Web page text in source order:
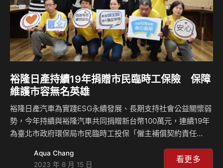
裕隆日產持續19年捐贈市民臨時工保險 保障
維護市容無名英雄
裕隆日產汽車為實踐ESG永續發展、長期支持社會公益關懷弱
勢，今年持續與裕隆汽車共同捐贈新台幣100萬元，連續19年
為臺北市政府環保局市民臨時工投保「僱主補償契約責任
由台北市環保局吳盛忠局長代表受贈，透過這份關懷與心意，
Aqua Chang
2023 年 8 月 15 日
看更多